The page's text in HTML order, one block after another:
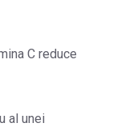
C reduce
al unei